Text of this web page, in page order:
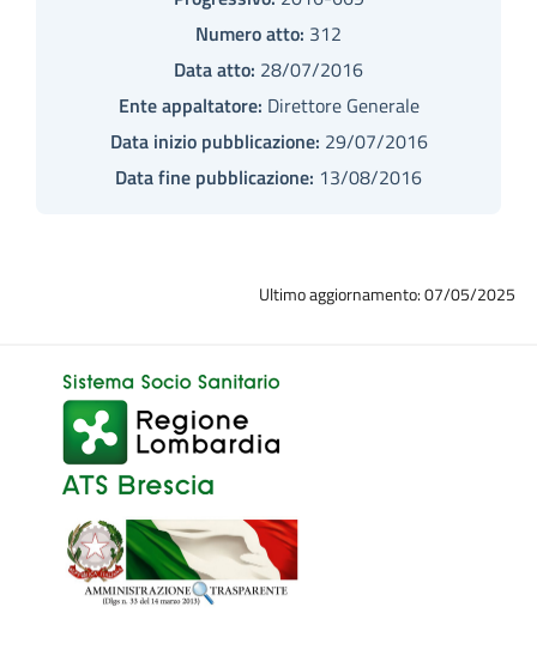
Numero atto: 312
Data atto: 28/07/2016
Ente appaltatore: Direttore Generale
Data inizio pubblicazione: 29/07/2016
Data fine pubblicazione: 13/08/2016
Ultimo aggiornamento: 07/05/2025